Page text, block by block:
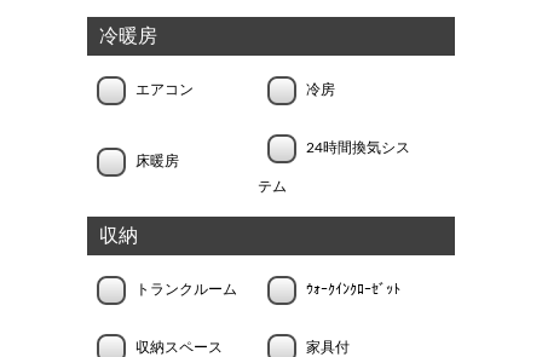
冷暖房
エアコン 冷房
床暖房
24時間換気シス
テム
収納
トランクルーム ｳｫｰｸｲﾝｸﾛｰｾﾞｯﾄ
収納スペース 家具付